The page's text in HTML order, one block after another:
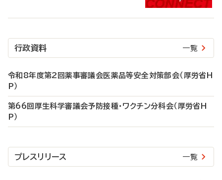
行政資料 一覧
令和8年度第2回薬事審議会医薬品等安全対策部会（厚労省H
P）
第66回厚生科学審議会予防接種・ワクチン分科会（厚労省H
P）
プレスリリース 一覧